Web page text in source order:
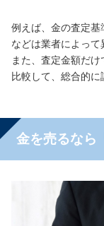
例えば、金の査定
などは業者によって
また、査定金額だ
比較して、総合的に
金を売るなら